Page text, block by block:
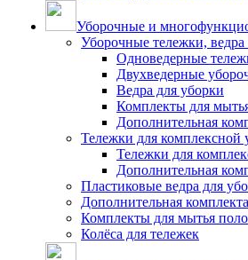
Уборочные и
Уборочные тележки, ведра
Одноведерные
Двухведерные
Ведра для уборки
Комплекты для
Дополнительная
Тележки для комплексной
Тележки для
Дополнительная
Пластиковые ведра для
Дополнительная
Комплекты для мытья
Колёса для тележек